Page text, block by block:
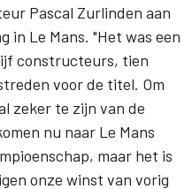
Pascal Zurlinden aan
in Le Mans. "Het was een
constructeurs, tien
voor de titel. Om
zeker te zijn van de
nu naar Le Mans
maar het is
onze winst van vorig